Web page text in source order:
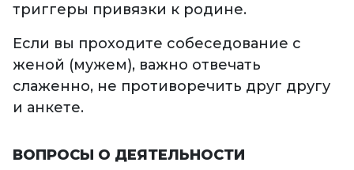
триггеры привязки к родине.
Если вы проходите собеседование с
женой (мужем), важно отвечать
слаженно, не противоречить друг другу
и анкете.
ВОПРОСЫ О ДЕЯТЕЛЬНОСТИ